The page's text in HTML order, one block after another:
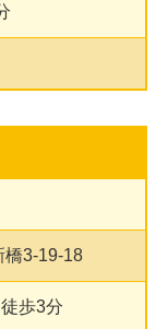
橋3-19-18
歩3分